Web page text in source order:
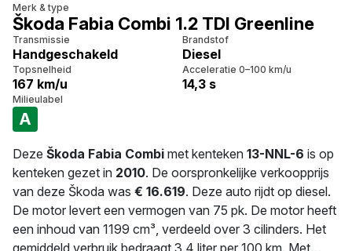
Merk & type
Škoda Fabia Combi 1.2 TDI Greenline
Transmissie
Handgeschakeld
Brandstof
Diesel
Topsnelheid
167 km/u
Acceleratie 0–100 km/u
14,3 s
Milieulabel
A
Deze Škoda Fabia Combi met kenteken 13-NNL-6 is op
kenteken gezet in 2010. De oorspronkelijke verkoopprijs
van deze Škoda was € 16.619. Deze auto rijdt op diesel.
De motor levert een vermogen van 75 pk. De motor heeft
een inhoud van 1199 cm³, verdeeld over 3 cilinders. Het
gemiddeld verbruik bedraagt 3.4 liter per 100 km. Met